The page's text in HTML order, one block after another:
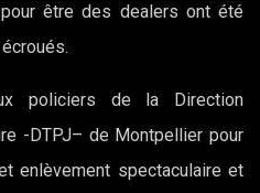
être des dealers ont été
policiers de la Direction
-DTPJ– de Montpellier pour
enlèvement spectaculaire et